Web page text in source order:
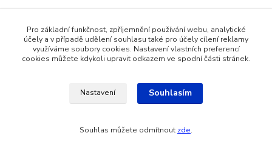
Zboží zařazeno v kategoriích
Dámské oblečení
Pro základní funkčnost, zpříjemnění používání webu, analytické
účely a v případě udělení souhlasu také pro účely cílení reklamy
využíváme soubory cookies. Nastavení vlastních preferencí
cookies můžete kdykoli upravit odkazem ve spodní části stránek.
Nastavení Souhlasím
Souhlas můžete odmítnout zde.